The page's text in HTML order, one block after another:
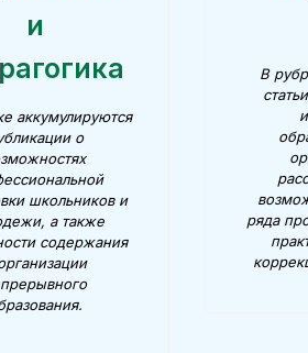
и
аккумулируются
о
школьников и
а также
содержания
В
ряда